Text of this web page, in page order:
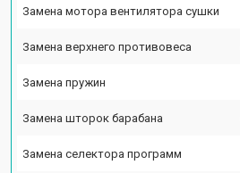
Замена мотора вентилятора сушки
Замена верхнего противовеса
Замена пружин
Замена шторок барабана
Замена селектора программ